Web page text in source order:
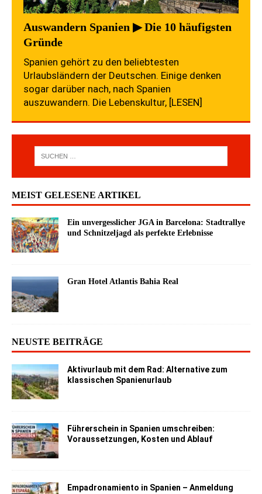
Auswandern Spanien ▶ Die 10 häufigsten
Gründe
Spanien gehört zu den beliebtesten
Urlaubsländern der Deutschen. Einige denken
sogar darüber nach, nach Spanien
auszuwandern. Die Lebenskultur, [LESEN]
MEIST GELESENE ARTIKEL
Ein unvergesslicher JGA in Barcelona: Stadtrallye
und Schnitzeljagd als perfekte Erlebnisse
Gran Hotel Atlantis Bahia Real
NEUSTE BEITRÄGE
Aktivurlaub mit dem Rad: Alternative zum
klassischen Spanienurlaub
Führerschein in Spanien umschreiben:
Voraussetzungen, Kosten und Ablauf
Empadronamiento in Spanien – Anmeldung